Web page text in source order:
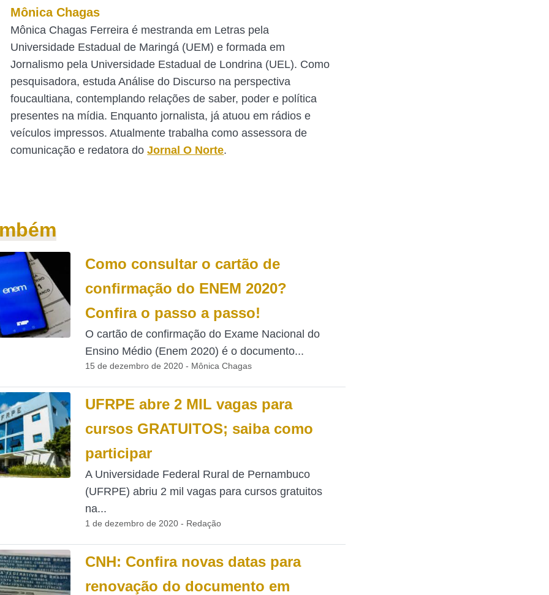
Mônica Chagas
Mônica Chagas Ferreira é mestranda em Letras pela
Universidade Estadual de Maringá (UEM) e formada em
Jornalismo pela Universidade Estadual de Londrina (UEL). Como
pesquisadora, estuda Análise do Discurso na perspectiva
foucaultiana, contemplando relações de saber, poder e política
presentes na mídia. Enquanto jornalista, já atuou em rádios e
veículos impressos. Atualmente trabalha como assessora de
comunicação e redatora doJornal O Norte.
Como consultar o cartão de
confirmação do ENEM 2020?
Confira o passo a passo!
O cartão de confirmação do Exame Nacional do
Ensino Médio (Enem 2020) é o documento...
15 de dezembro de 2020 - Mônica Chagas
UFRPE abre 2 MIL vagas para
cursos GRATUITOS; saiba como
participar
A Universidade Federal Rural de Pernambuco
(UFRPE) abriu 2 mil vagas para cursos gratuitos
na...
1 de dezembro de 2020 - Redação
CNH: Confira novas datas para
renovação do documento em